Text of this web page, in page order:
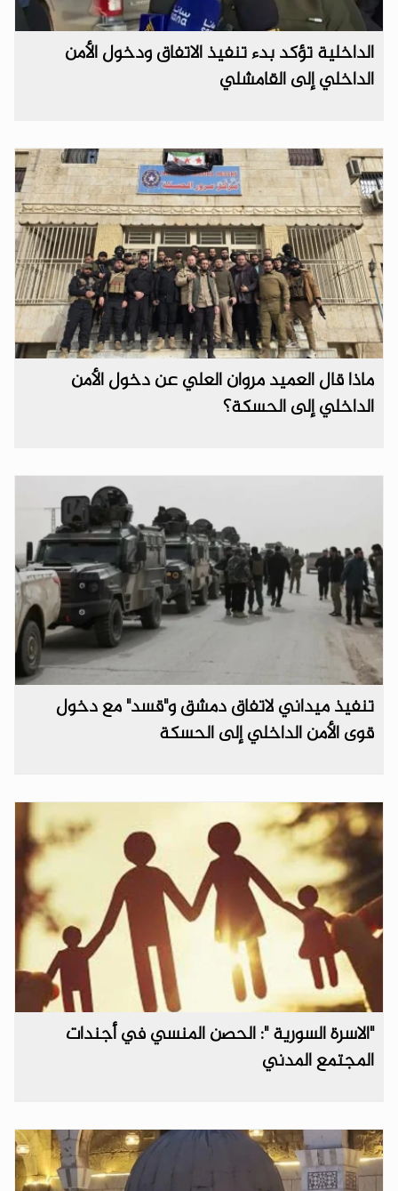
الداخلية تؤكد بدء تنفيذ الاتفاق ودخول الأمن
الداخلي إلى القامشلي
ماذا قال العميد مروان العلي عن دخول الأمن
الداخلي إلى الحسكة؟
تنفيذ ميداني لاتفاق دمشق و"قسد" مع دخول
قوى الأمن الداخلي إلى الحسكة
"الاسرة السورية ": الحصن المنسي في أجندات
المجتمع المدني